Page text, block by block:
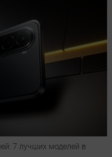
7 лучших моделей в